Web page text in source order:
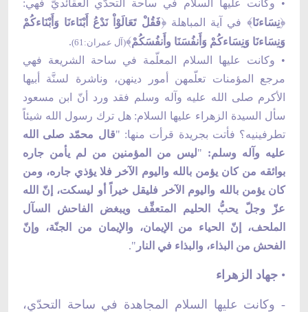
• وكانت عليها السلام في ساحة التحدّي العقائديّ فهي:
﴿نِسَاءنَا﴾ في آية المباهلة﴿فَقُلْ تَعَالَوْاْ نَدْعُ أَبْنَاءنَا وَأَبْنَاءكُمْ
وَنِسَاءنَا وَنِسَاءكُمْ وَأَنفُسَنَا وأَنفُسَكُمْ﴾(آل عمران:61)
.
• وكانت عليها السلام المعلّمة في ساحة الشريعة فهي
مرجع المؤمنات تعلّمهن أمور دينهن، وناشرة لسنَّة أبيها
الأكرم صلى الله عليه وآله وسلم فقد ورد أنّ ابن مسعود
سأل السيدة الزهراء عليها السلام: هل ترك رسول الله شيئاً
تطرفينيه؟ فأتت بجريدة قرأت منها: "قال محمّد صلى الله
عليه وآله وسلم: "ليس من المؤمنين من لم يأمن جاره
بوائقه من كان يؤمن بالله واليوم الآخر فلا يؤذي جاره، ومن
كان يؤمن بالله واليوم الآخر فليقل خيراً أو ليسكت، إنّ الله
عزّ وجلّ يحبُّ الحليم المتعفِّف ويبغض الفاحش السآل
الملحف، إنّ الحياء من الإيمان، والإيمان من الجنّة، وإنّ
الفحش من البذاء، والبذاء في النار ".
• جهاد الزهراء
- وكانت عليها السلام المجاهدة في ساحة التحدّي،